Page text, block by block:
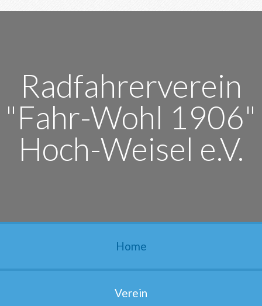
Radfahrerverein
"Fahr-Wohl 1906"
Hoch-Weisel e.V.
Home
Verein